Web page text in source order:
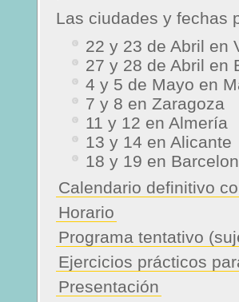
Las ciudades y fechas
22 y 23 de Abril en
27 y 28 de Abril en
4 y 5 de Mayo en
7 y 8 en Zaragoza
11 y 12 en Almería
13 y 14 en Alicante
18 y 19 en
Calendario definitivo
Horario
Programa tentativo
Ejercicios prácticos
Presentación